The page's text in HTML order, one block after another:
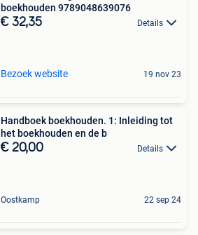
boekhouden 9789048639076
€ 32,35 Details
Bezoek website 19 nov 23
Handboek boekhouden. 1: Inleiding tot
het boekhouden en de b
€ 20,00 Details
Oostkamp 22 sep 24